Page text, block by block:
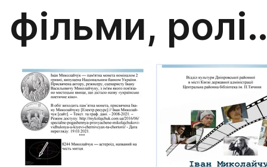
фільми,